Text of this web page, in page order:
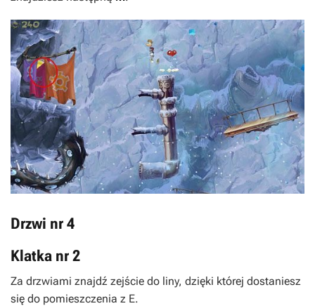
Drzwi nr 4
Klatka nr 2
Za drzwiami znajdź zejście do liny, dzięki której dostaniesz
się do pomieszczenia z E.